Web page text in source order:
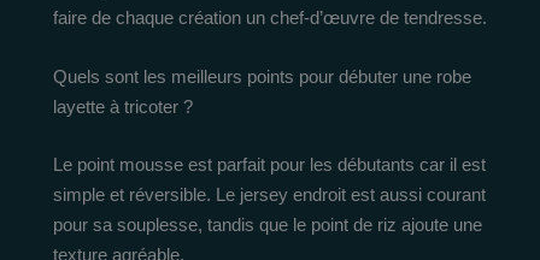
faire de chaque création un chef-d’œuvre de tendresse.
Quels sont les meilleurs points pour débuter une robe
layette à tricoter ?
Le point mousse est parfait pour les débutants car il est
simple et réversible. Le jersey endroit est aussi courant
pour sa souplesse, tandis que le point de riz ajoute une
texture agréable.